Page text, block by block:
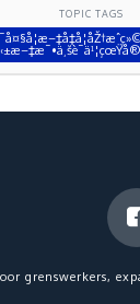
TOPIC TAGS
grenswerkers,